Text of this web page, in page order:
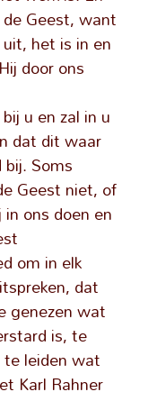
Geest, want
het is in en
door ons
u en zal in u
dat dit waar
Soms
Geest niet, of
ons doen en
om in elk
dat
genezen wat
is, te
leiden wat
Karl Rahner